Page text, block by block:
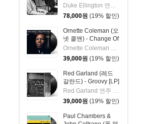
레이 브라운) - This
One's For Blanton
[LP]
Duke Ellington 연주 외 1명
78,000원 (19% 할인)
Ornette Coleman (오
넷 콜맨) - Change Of
The Century [LP] Ornette Coleman 연주
39,000원 (19% 할인)
Red Garland (레드
갈란드) - Groovy [LP]
Red Garland 연주 외 2명
39,000원 (19% 할인)
Paul Chambers &